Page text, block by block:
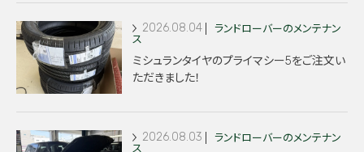
2026.08.04
ランドローバーのメンテナン
ス
ミシュランタイヤのプライマシー5をご注文い
ただきました！
2026.08.03
ランドローバーのメンテナン
ス